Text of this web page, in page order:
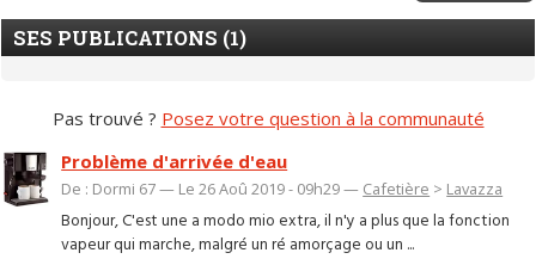
SES PUBLICATIONS (1)
Pas trouvé ? Posez votre question à la communauté
Problème d'arrivée d'eau
De : Dormi 67 — Le 26 Aoû 2019 - 09h29 — Cafetière > Lavazza
Bonjour, C'est une a modo mio extra, il n'y a plus que la fonction
vapeur qui marche, malgré un ré amorçage ou un ...